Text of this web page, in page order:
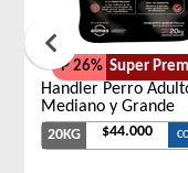
P 26% Super
Handler Perro
Mediano y Grande
20KG $44.000